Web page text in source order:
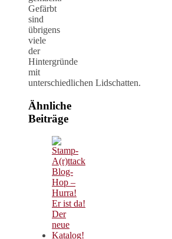
Gefärbt
sind
übrigens
viele
der
Hintergründe
mit
unterschiedlichen Lidschatten.
Ähnliche
Beiträge